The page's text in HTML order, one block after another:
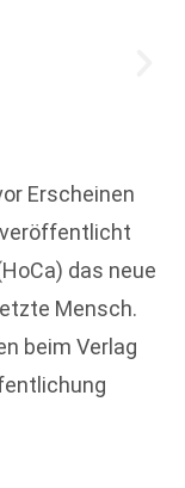
Erscheinen
das neue
Mensch.
beim Verlag